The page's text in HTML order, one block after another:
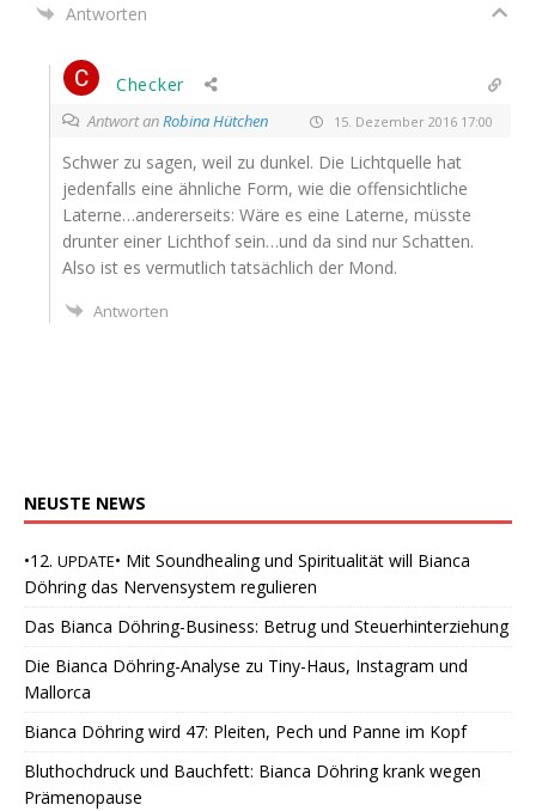
Antworten
Checker
Antwort anRobina Hütchen 15. Dezember 2016 17:00
Schwer zu sagen, weil zu dun­kel. Die Licht­quel­le hat
jeden­falls eine ähn­li­che Form, wie die offen­sicht­li­che
Laterne…andererseits: Wäre es eine Later­ne, müss­te
drun­ter einer Licht­hof sein…und da sind nur Schat­ten.
Also ist es ver­mut­lich tat­säch­lich der Mond.
Antworten
NEUSTE NEWS
•12. UPDATE• Mit Soundhealing und Spiritualität will Bianca
Döhring das Nervensystem regulieren
Das Bianca Döhring-Business: Betrug und Steuerhinterziehung
Die Bianca Döhring-Analyse zu Tiny-Haus, Instagram und
Mallorca
Bianca Döhring wird 47: Pleiten, Pech und Panne im Kopf
Bluthochdruck und Bauchfett: Bianca Döhring krank wegen
Prämenopause